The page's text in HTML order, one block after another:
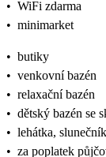
• WiFi zdarma
• minimarket
• butiky
• venkovní bazén
• relaxační bazén
• dětský bazén se
• lehátka,
• za poplatek